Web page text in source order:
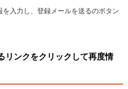
を入力し、登録メールを送るのボタン
リンクをクリックして再度情